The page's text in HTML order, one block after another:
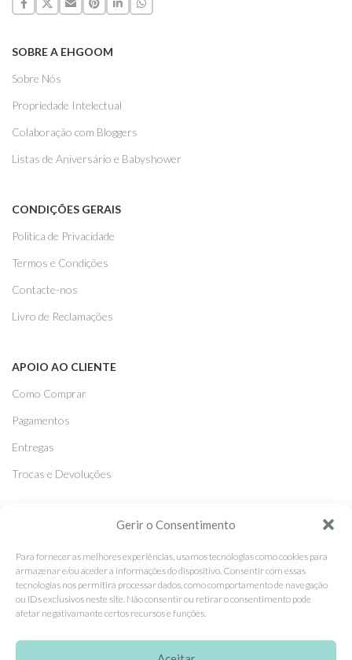
Gerir o Consentimento
Para fornecer as melhores experiências, usamos tecnologias como cookies para
armazenar e/ou aceder a informações do dispositivo. Consentir com essas
tecnologias nos permitirá processar dados, como comportamento de navegação
ou IDs exclusivos neste site. Não consentir ou retirar o consentimento pode
afetar negativamante certos recursos e funções.
SOBRE A EHGOOM
Sobre Nós
Propriedade Intelectual
Colaboração com Bloggers
Listas de Aniversário e Babyshower
CONDIÇÕES GERAIS
Politica de Privacidade
Termos e Condições
Contacte-nos
Livro de Reclamações
APOIO AO CLIENTE
Como Comprar
Pagamentos
Entregas
Trocas e Devoluções
Facebook
Instagram
Pinterest